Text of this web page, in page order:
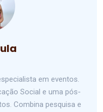
em eventos.
Social e uma pós-
Combina pesquisa e